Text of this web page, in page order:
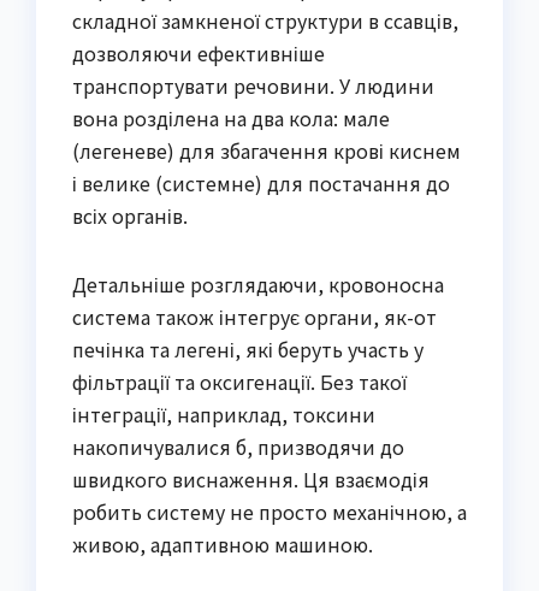
складної замкненої структури в ссавців,
дозволяючи ефективніше
транспортувати речовини. У людини
вона розділена на два кола: мале
(легеневе) для збагачення крові киснем
і велике (системне) для постачання до
всіх органів.
Детальніше розглядаючи, кровоносна
система також інтегрує органи, як-от
печінка та легені, які беруть участь у
фільтрації та оксигенації. Без такої
інтеграції, наприклад, токсини
накопичувалися б, призводячи до
швидкого виснаження. Ця взаємодія
робить систему не просто механічною, а
живою, адаптивною машиною.